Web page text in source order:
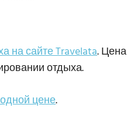
на сайте Travelata. Цена
отдыха.
цене.